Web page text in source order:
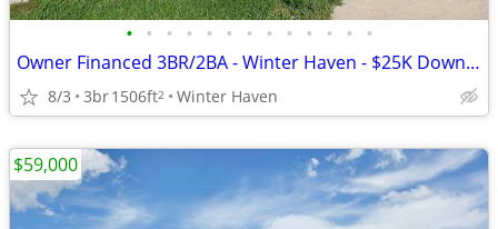
• • • • • • • • • • • • •
Owner Financed 3BR/2BA - Winter Haven - $25K Down, $2725/mo All-In
8/3 3br1506ft2 Winter Haven
$59,000